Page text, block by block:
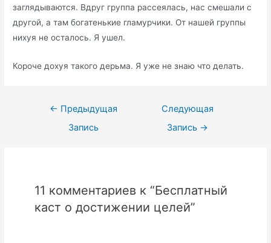
заглядываются. Вдруг группа рассеялась, нас смешали с
другой, а там богатенькие гламурчики. От нашей группы
нихуя не осталось. Я ушел.
Короче дохуя такого дерьма. Я уже не знаю что делать.
Навигация
← Предыдущая
Запись
Следующая
Запись →
11 комментариев к “Бесплатный
каст о достижении целей”